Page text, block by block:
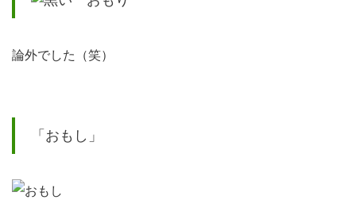
頭に
ぶ言
論外でした（笑）
「おもし」